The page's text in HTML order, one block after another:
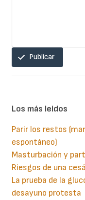
Publicar
Los más leidos
Parir los restos
espontáneo)
Masturbación y
Riesgos de una
La prueba de la
desayuno protesta